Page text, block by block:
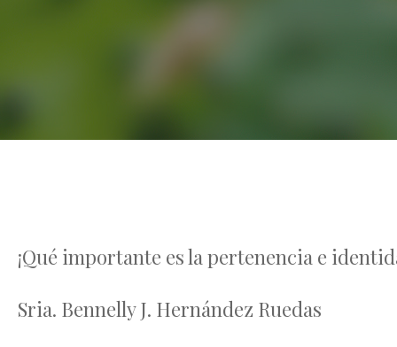
¡Qué importante es la pertenencia e
Sria. Bennelly J. Hernández Ruedas